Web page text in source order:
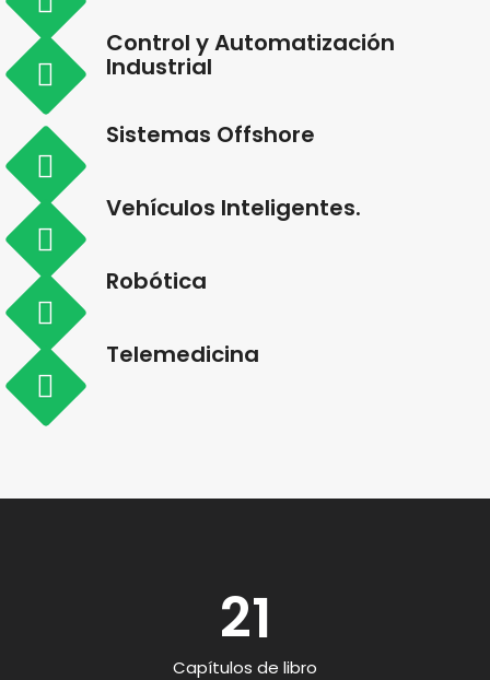
Control y Automatización
Industrial
Sistemas Offshore
Vehículos Inteligentes.
Robótica
Telemedicina
21
Capítulos de libro